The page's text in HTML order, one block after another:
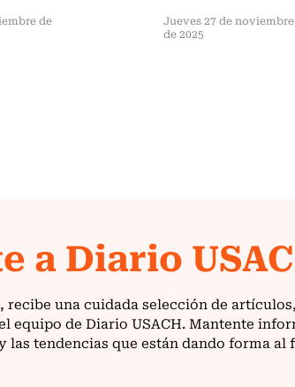
de
Jueves 27 de noviembre
de 2025